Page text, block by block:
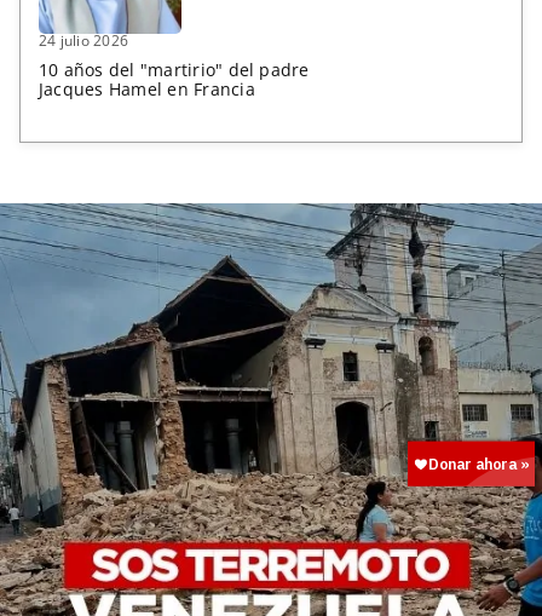
24 julio 2026
10 años del "martirio" del padre
Jacques Hamel en Francia